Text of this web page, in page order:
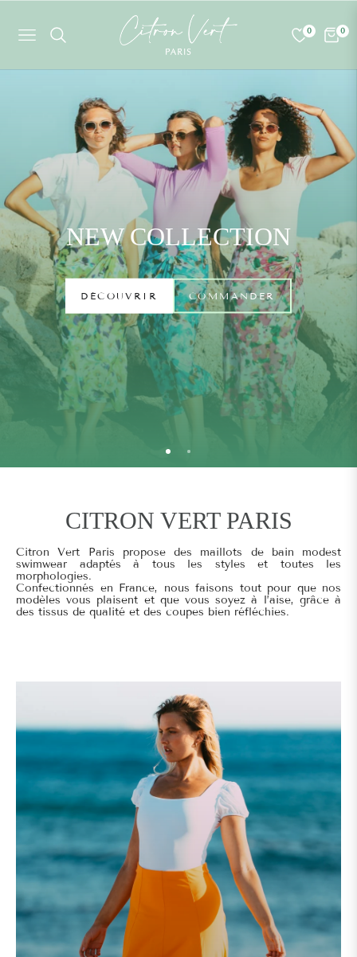
Navigation
0 0
NEW COLLECTION
DÉCOUVRIR COMMANDER
MODEST SWIMWEAR
DÉCOUVRIR COMMANDER
CITRON VERT PARIS
Citron Vert Paris propose des maillots de bain modest
swimwear adaptés à tous les styles et toutes les
morphologies.
Confectionnés en France, nous faisons tout pour que nos
modèles vous plaisent et que vous soyez à l’aise, grâce à
des tissus de qualité et des coupes bien réfléchies.